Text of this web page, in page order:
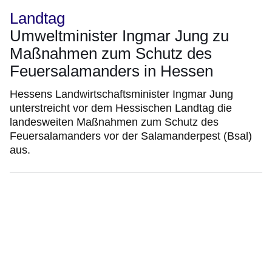
Landtag
Umweltminister Ingmar Jung zu
Maßnahmen zum Schutz des
Feuersalamanders in Hessen
Hessens Landwirtschaftsminister Ingmar Jung
unterstreicht vor dem Hessischen Landtag die
landesweiten Maßnahmen zum Schutz des
Feuersalamanders vor der Salamanderpest (Bsal)
aus.